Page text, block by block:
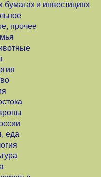
бумагах и инвестициях
прочее
еда